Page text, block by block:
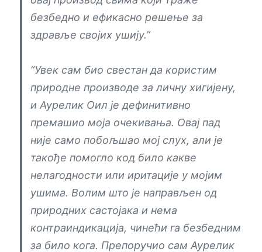
безбедно и ефикасно решење за
здравље својих ушију.”
“Увек сам био свестан да користим
природне производе за личну хигијену,
и Аурелик Оил је дефинитивно
премашио моја очекивања. Овај пад
није само побољшао мој слух, али је
такође помогло код било какве
нелагодности или иритације у мојим
ушима. Волим што је направљен од
природних састојака и нема
контраиндикација, чинећи га безбедним
за било кога. Препоручио сам Аурелик